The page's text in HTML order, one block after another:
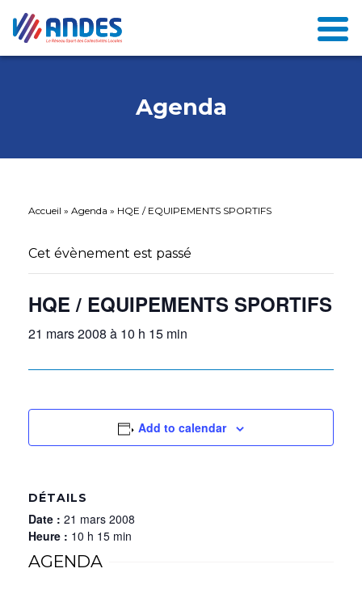
Agenda
Accueil » Agenda » HQE / EQUIPEMENTS SPORTIFS
Cet évènement est passé
HQE / EQUIPEMENTS SPORTIFS
21 mars 2008 à 10 h 15 min
Add to calendar
DÉTAILS
Date : 21 mars 2008
Heure : 10 h 15 min
AGENDA